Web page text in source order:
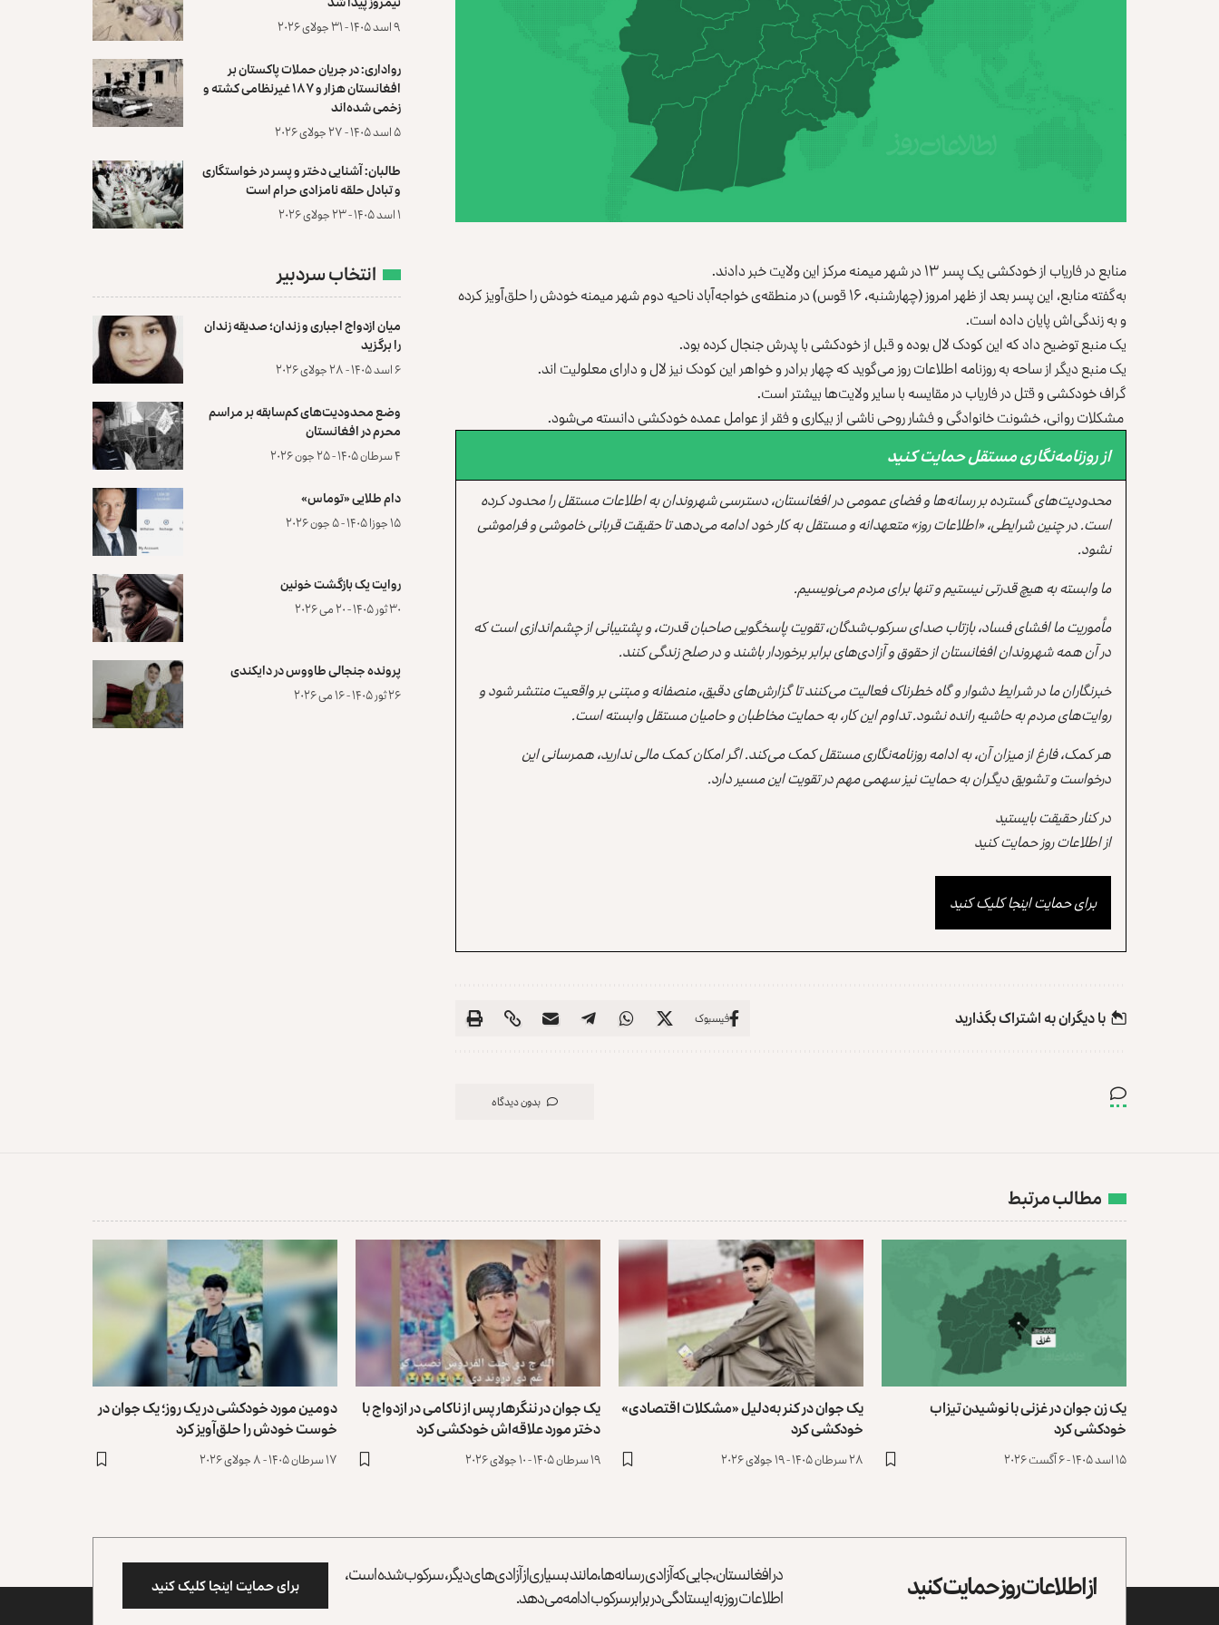
منابع در فاریاب از خودکشی یک پسر ۱۳ در شهر میمنه مرکز این ولایت خبر دادند.
به‌گفته منابع، این پسر بعد از ظهر امروز (چهارشنبه، ۱۶ قوس) در منطقه‌ی خواجه‌آباد ناحیه دوم شهر میمنه خودش را حلق‌آویز کرده
و به زندگی‌اش پایان داده است.
یک منبع توضیح داد که این کودک لال بوده و قبل از خودکشی با پدرش جنجال کرده بود.
یک منبع دیگر از ساحه به روزنامه اطلاعات روز می‌گوید که چهار برادر و خواهر این کودک نیز لال و دارای معلولیت اند.
گراف خودکشی و قتل در فاریاب در مقایسه با سایر ولایت‌ها بیشتر است.
مشکلات روانی، خشونت خانوادگی و فشار روحی ناشی از بیکاری و فقر از عوامل عمده خودکشی دانسته می‌شود.
از روزنامه‌نگاری مستقل حمایت کنید
محدودیت‌های گسترده بر رسانه‌ها و فضای عمومی در افغانستان، دسترسی شهروندان به اطلاعات مستقل را محدود کرده
است. در چنین شرایطی، «اطلاعات روز» متعهدانه و مستقل به کار خود ادامه می‌دهد تا حقیقت قربانی خاموشی و فراموشی
نشود.
ما وابسته به هیچ قدرتی نیستیم و تنها برای مردم می‌نویسیم.
مأموریت ما افشای فساد، بازتاب صدای سرکوب‌شدگان، تقویت پاسخگویی صاحبان قدرت، و پشتیبانی از چشم‌اندازی است که
در آن همه شهروندان افغانستان از حقوق و آزادی‌های برابر برخوردار باشند و در صلح زندگی کنند.
خبرنگاران ما در شرایط دشوار و گاه خطرناک فعالیت می‌کنند تا گزارش‌های دقیق، منصفانه و مبتنی بر واقعیت منتشر شود و
روایت‌های مردم به حاشیه رانده نشود. تداوم این کار، به حمایت مخاطبان و حامیان مستقل وابسته است.
هر کمک، فارغ از میزان آن، به ادامه روزنامه‌نگاری مستقل کمک می‌کند. اگر امکان کمک مالی ندارید، همرسانی این
درخواست و تشویق دیگران به حمایت نیز سهمی مهم در تقویت این مسیر دارد.
در کنار حقیقت بایستید
از اطلاعات روز حمایت کنید
برای حمایت اینجا کلیک کنید
با دیگران به‌‌ اشتراک بگذارید فیسبوک
بدون دیدگاه
۹ اسد ۱۴۰۵ - ۳۱ جولای ۲۰۲۶
رواداری: در جریان حملات پاکستان بر
افغانستان هزار و ۱۸۷ غیرنظامی کشته و
زخمی شده‌اند
۵ اسد ۱۴۰۵ - ۲۷ جولای ۲۰۲۶
طالبان: آشنایی دختر و پسر در خواستگاری
و تبادل حلقه نامزادی حرام است
۱ اسد ۱۴۰۵ - ۲۳ جولای ۲۰۲۶
انتخاب سردبیر
میان ازدواج اجباری و زندان؛ صدیقه زندان
را برگزید
۶ اسد ۱۴۰۵ - ۲۸ جولای ۲۰۲۶
وضع محدودیت‌های کم‌سابقه بر مراسم
محرم در افغانستان
۴ سرطان ۱۴۰۵ - ۲۵ جون ۲۰۲۶
دام طلایی «توماس»
۱۵ جوزا ۱۴۰۵ - ۵ جون ۲۰۲۶
روایت یک بازگشت خونین
۳۰ ثور ۱۴۰۵ - ۲۰ می ۲۰۲۶
پرونده‌ جنجالی طاووس در دایکندی
۲۶ ثور ۱۴۰۵ - ۱۶ می ۲۰۲۶
مطالب مرتبط
یک زن جوان در غزنی با نوشیدن تیزاب
خودکشی کرد
۱۵ اسد ۱۴۰۵ - ۶ آگست ۲۰۲۶
یک جوان در کنر به‌دلیل «مشکلات اقتصادی»
خودکشی کرد
۲۸ سرطان ۱۴۰۵ - ۱۹ جولای ۲۰۲۶
یک جوان در ننگرهار پس از ناکامی در ازدواج با
دختر مورد علاقه‌اش خودکشی کرد
۱۹ سرطان ۱۴۰۵ - ۱۰ جولای ۲۰۲۶
دومین مورد خودکشی در یک روز؛ یک جوان در
خوست خودش‌ را ‏حلق‌آویز کرد
۱۷ سرطان ۱۴۰۵ - ۸ جولای ۲۰۲۶
از اطلاعات روز حمایت کنید در افغانستان، جایی که آزادی رسانه‌ها، مانند بسیاری از آزادی‌های دیگر، سرکوب شده است،
اطلاعات روز به ایستادگی در برابر سرکوب ادامه می‌دهد. برای حمایت اینجا کلیک کنید